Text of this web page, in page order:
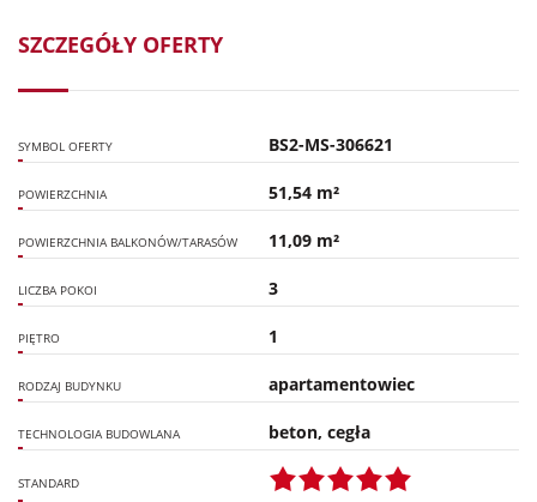
SZCZEGÓŁY OFERTY
SYMBOL OFERTY BS2-MS-306621
POWIERZCHNIA 51,54 m²
POWIERZCHNIA BALKONÓW/TARASÓW 11,09 m²
LICZBA POKOI 3
PIĘTRO 1
RODZAJ BUDYNKU apartamentowiec
TECHNOLOGIA BUDOWLANA beton, cegła
STANDARD